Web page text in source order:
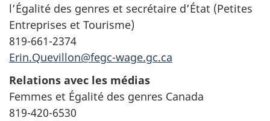
l’Égalité des genres et secrétaire d’État (Petites
Entreprises et Tourisme)
819-661-2374
Erin.Quevillon@fegc-wage.gc.ca
Relations avec les médias
Femmes et Égalité des genres Canada
819-420-6530